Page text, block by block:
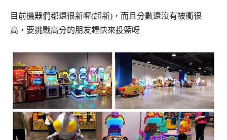
目前機器們都還很新喔(超新)，而且分數還沒有被衝很
高， 要挑戰高分的朋友趕快來投籃呀